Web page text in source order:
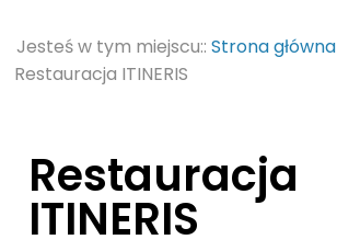
Jesteś w tym miejscu:: Strona główna
Restauracja ITINERIS
Restauracja
ITINERIS